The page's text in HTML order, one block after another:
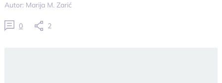
Autor: Marija M. Zarić
0 2